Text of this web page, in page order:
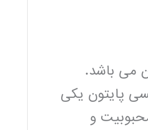
می باشد.
پایتون یکی
و